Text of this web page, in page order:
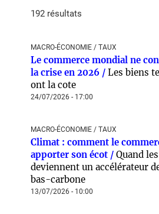
192 résultats
MACRO-ÉCONOMIE / TAUX
Le commerce mondial ne
la crise en 2026 / Les biens
ont la cote
24/07/2026 - 17:00
MACRO-ÉCONOMIE / TAUX
Climat : comment le
apporter son écot / Quand
deviennent un accélérateur
bas-carbone
13/07/2026 - 10:00